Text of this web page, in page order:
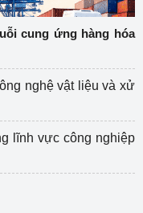
cung ứng hàng hóa
nghệ vật liệu và xử
lĩnh vực công nghiệp